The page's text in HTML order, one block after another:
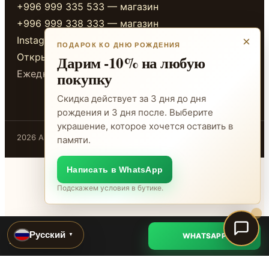
+996 999 335 533 — магазин
+996 999 338 333 — магазин
Instagram
Открыть в 2GIS
Ежедневно 10:00-20:00
2026 ADAMANT · Бишкек
Русский ▼
ADAMANT
Уточнить WHATSAPP
×
ПОДАРОК КО ДНЮ РОЖДЕНИЯ
Дарим -10% на любую
покупку
Скидка действует за 3 дня до дня
рождения и 3 дня после. Выберите
украшение, которое хочется оставить в
памяти.
Написать в WhatsApp
Подскажем условия в бутике.